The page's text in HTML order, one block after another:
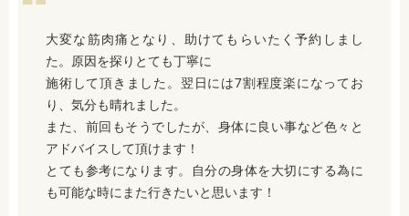
大変な筋肉痛となり、助けてもらいたく予約しまし
た。原因を探りとても丁寧に
施術して頂きました。翌日には7割程度楽になってお
り、気分も晴れました。
また、前回もそうでしたが、身体に良い事など色々と
アドバイスして頂けます！
とても参考になります。自分の身体を大切にする為に
も可能な時にまた行きたいと思います！